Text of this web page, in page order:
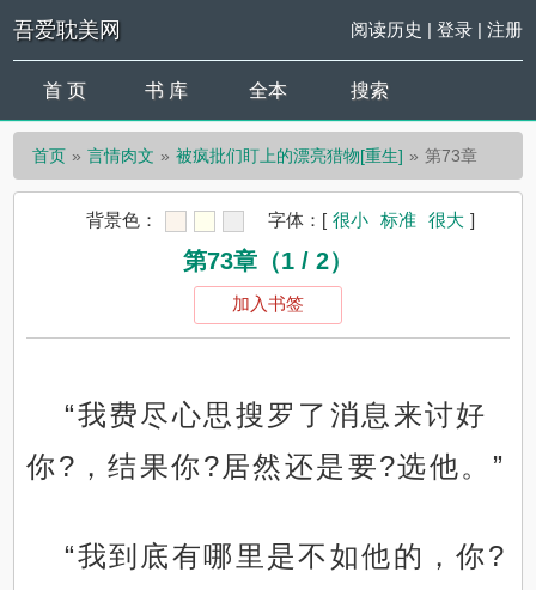
吾爱耽美网 阅读历史 | 登录| 注册
首 页 书 库 全本 搜索
首页 言情肉文 被疯批们盯上的漂亮猎物[重生] 第73章
背景色： 字体： [ 很小 标准 很大 ]
第73章（1 / 2）
加入书签
“我费尽心思搜罗了消息来讨好
你?，结果你?居然还是要?选他。”
“我到底有哪里是不如他的，你?